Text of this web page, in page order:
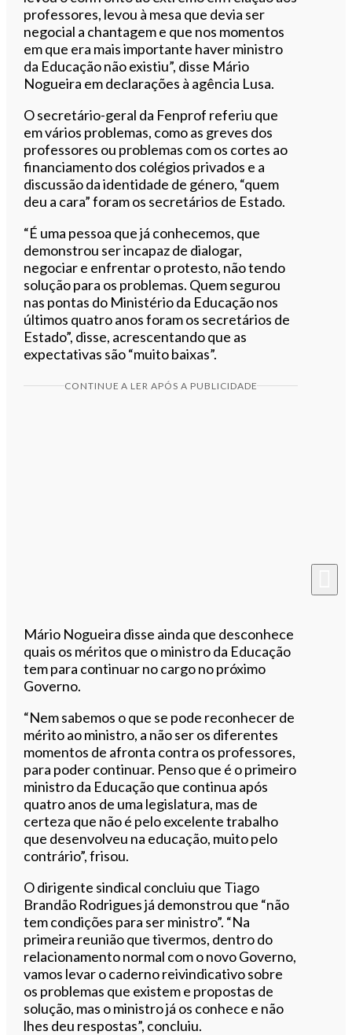
professores, levou à mesa que devia ser
negocial a chantagem e que nos momentos
em que era mais importante haver ministro
da Educação não existiu”, disse Mário
Nogueira em declarações à agência Lusa.
O secretário-geral da Fenprof referiu que
em vários problemas, como as greves dos
professores ou problemas com os cortes ao
financiamento dos colégios privados e a
discussão da identidade de género, “quem
deu a cara” foram os secretários de Estado.
“É uma pessoa que já conhecemos, que
demonstrou ser incapaz de dialogar,
negociar e enfrentar o protesto, não tendo
solução para os problemas. Quem segurou
nas pontas do Ministério da Educação nos
últimos quatro anos foram os secretários de
Estado”, disse, acrescentando que as
expectativas são “muito baixas”.
CONTINUE A LER APÓS A PUBLICIDADE
Mário Nogueira disse ainda que desconhece
quais os méritos que o ministro da Educação
tem para continuar no cargo no próximo
Governo.
“Nem sabemos o que se pode reconhecer de
mérito ao ministro, a não ser os diferentes
momentos de afronta contra os professores,
para poder continuar. Penso que é o primeiro
ministro da Educação que continua após
quatro anos de uma legislatura, mas de
certeza que não é pelo excelente trabalho
que desenvolveu na educação, muito pelo
contrário”, frisou.
O dirigente sindical concluiu que Tiago
Brandão Rodrigues já demonstrou que “não
tem condições para ser ministro”. “Na
primeira reunião que tivermos, dentro do
relacionamento normal com o novo Governo,
vamos levar o caderno reivindicativo sobre
os problemas que existem e propostas de
solução, mas o ministro já os conhece e não
lhes deu respostas”, concluiu.